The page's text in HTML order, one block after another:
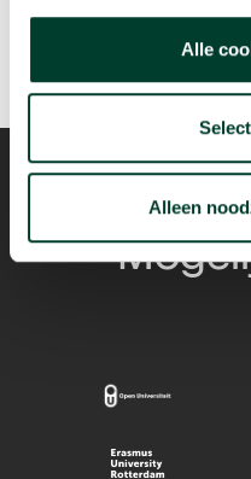
Alle
Alleen